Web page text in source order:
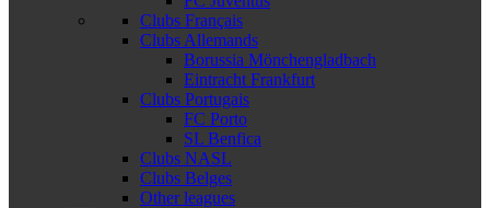
Clubs Français
Clubs Allemands
Borussia Mönchengladbach
Eintracht Frankfurt
Clubs Portugais
FC Porto
SL Benfica
Clubs NASL
Clubs Belges
Other leagues